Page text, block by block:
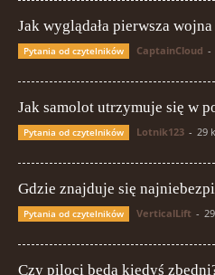
Jak wyglądała pierwsza
Pytania od czytelników CaptainCloud -
Jak samolot utrzymuje się w
Pytania od czytelników Lotnik123 - 29
Gdzie znajduje się
Pytania od czytelników VerticalLift -
Czy piloci będą kiedyś